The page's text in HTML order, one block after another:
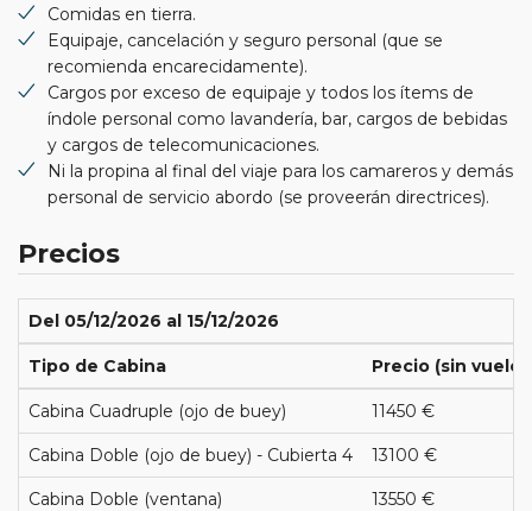
Comidas en tierra.
Equipaje, cancelación y seguro personal (que se
recomienda encarecidamente).
Cargos por exceso de equipaje y todos los ítems de
índole personal como lavandería, bar, cargos de bebidas
y cargos de telecomunicaciones.
Ni la propina al final del viaje para los camareros y demás
personal de servicio abordo (se proveerán directrices).
Precios
Del 05/12/2026 al 15/12/2026
Tipo de Cabina Precio (sin
Cabina Cuadruple (ojo de buey) 11450 €
Cabina Doble (ojo de buey) - Cubierta 4 13100 €
Cabina Doble (ventana) 13550 €